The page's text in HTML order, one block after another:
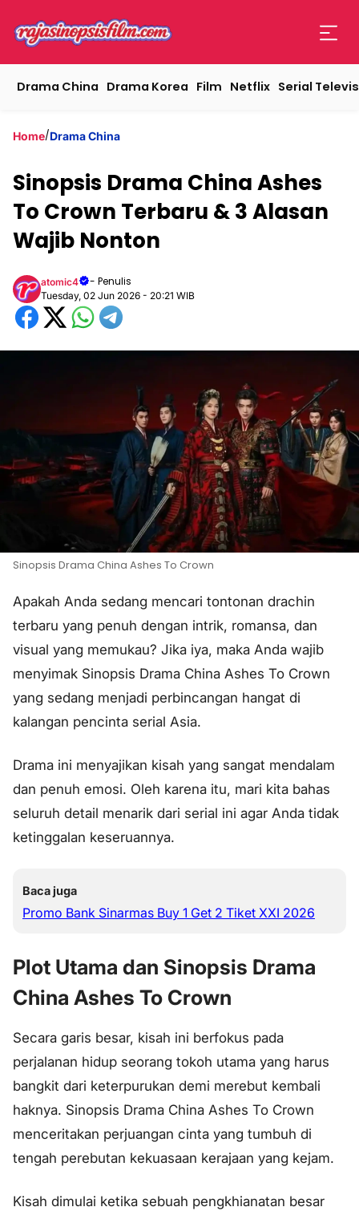
Drama China Drama Korea Film Netflix Serial
Home/Drama China
Sinopsis Drama China Ashes
To Crown Terbaru & 3 Alasan
Wajib Nonton
atomic4 - Penulis
Tuesday, 02 Jun 2026 - 20:21 WIB
Sinopsis Drama China Ashes To Crown
Apakah Anda sedang mencari tontonan drachin
terbaru yang penuh dengan intrik, romansa, dan
visual yang memukau? Jika iya, maka Anda wajib
menyimak Sinopsis Drama China Ashes To Crown
yang sedang menjadi perbincangan hangat di
kalangan pencinta serial Asia.
Drama ini menyajikan kisah yang sangat mendalam
dan penuh emosi. Oleh karena itu, mari kita bahas
seluruh detail menarik dari serial ini agar Anda tidak
ketinggalan keseruannya.
Baca juga
Promo Bank Sinarmas Buy 1 Get 2 Tiket XXI 2026
Plot Utama dan Sinopsis Drama
China Ashes To Crown
Secara garis besar, kisah ini berfokus pada
perjalanan hidup seorang tokoh utama yang harus
bangkit dari keterpurukan demi merebut kembali
haknya. Sinopsis Drama China Ashes To Crown
menceritakan perjuangan cinta yang tumbuh di
tengah perebutan kekuasaan kerajaan yang kejam.
Kisah dimulai ketika sebuah pengkhianatan besar